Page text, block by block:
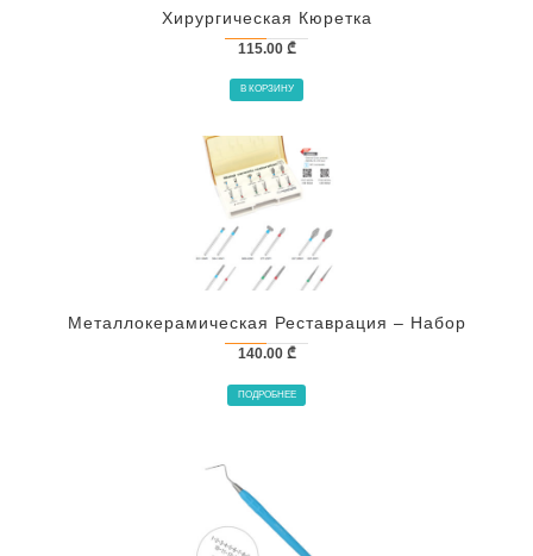
Хирургическая Кюретка
115.00 ₾
В КОРЗИНУ
Металлокерамическая Реставрация – Набор
140.00 ₾
ПОДРОБНЕЕ